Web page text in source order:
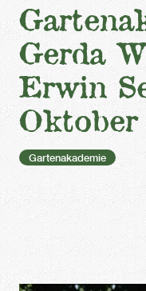
Gerda
Erwin
Oktober
Gartenakademie